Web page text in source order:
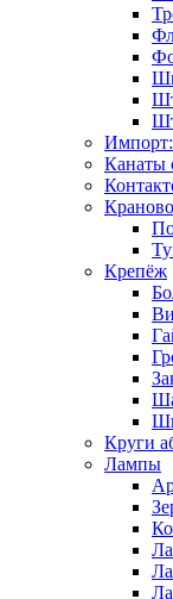
Импорт:
Канаты
Крепёж
Круги
Лампы